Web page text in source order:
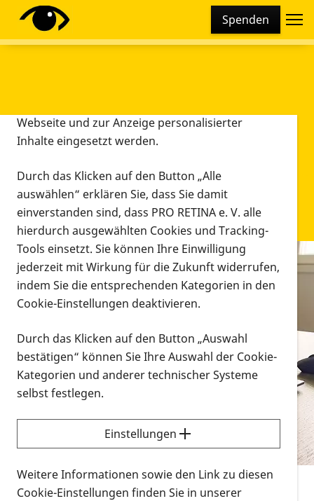
Spenden
Infomaterial
Infomaterial
Vorlesen
Alle Infomaterialien in verschiedenen
Formaten an einem Ort
Sie möchten wissen, wie Sie nach Infonmaterial
suchen und dieses bestellen bzw. herunterladen
können? Schauen Sie sich dieErklärvideos zum
Thema Infomaterial auf der PRO RETINA-Website
für blinde und sehbehinderte Menschen an.
Diese Webseite setzt verschiedene Cookies und
Tracking-Tools ein. Dies beinhaltet Cookies und
Webseite und zur Anzeige personalisierter
Inhalte eingesetzt werden.
Durch das Klicken auf den Button „Alle
auswählen“ erklären Sie, dass Sie damit
einverstanden sind, dass PRO RETINA e. V. alle
hierdurch ausgewählten Cookies und Tracking-
Tools einsetzt. Sie können Ihre Einwilligung
jederzeit mit Wirkung für die Zukunft widerrufen,
indem Sie die entsprechenden Kategorien in den
Cookie-Einstellungen deaktivieren.
Durch das Klicken auf den Button „Auswahl
bestätigen“ können Sie Ihre Auswahl der Cookie-
Kategorien und anderer technischer Systeme
selbst festlegen.
Einstellungen
Weitere Informationen sowie den Link zu diesen
Cookie-Einstellungen finden Sie in unserer